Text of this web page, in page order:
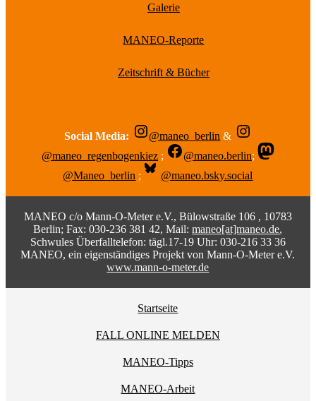
Galerie
MANEO-Reporte
Zeitschrift & Bücher
Social Media: @maneo_berlin &
@maneo_regenbogenkiez ; @maneo.berlin;
@Maneo_berlin ; @maneo.bsky.social
MANEO c/o Mann-O-Meter e.V., Bülowstraße 106 , 10783
Berlin; Fax: 030-236 381 42, Mail:maneo[at]maneo.de,
Schwules Überfalltelefon: tägl.17-19 Uhr: 030-216 33 36
MANEO, ein eigenständiges Projekt von Mann-O-Meter e.V.
www.mann-o-meter.de
Startseite
FALL ONLINE MELDEN
MANEO-Tipps
MANEO-Arbeit